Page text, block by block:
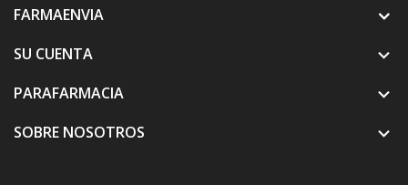
FARMAENVIA
SU CUENTA

PARAFARMACIA 
SOBRE NOSOTROS 